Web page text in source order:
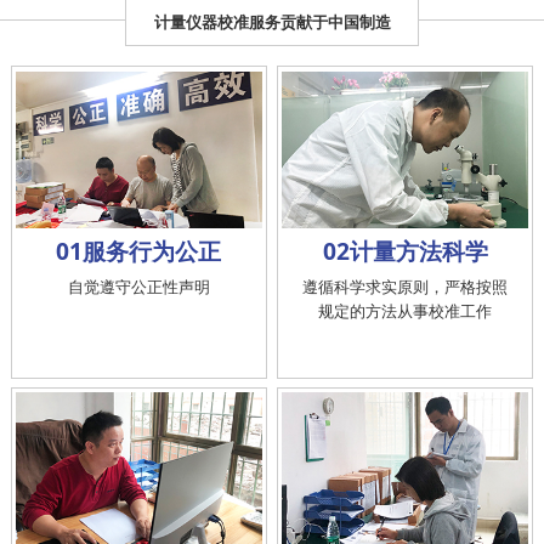
计量仪器校准服务贡献于中国制造
01服务行为公正
自觉遵守公正性声明
02计量方法科学
遵循科学求实原则，严格按照
规定的方法从事校准工作